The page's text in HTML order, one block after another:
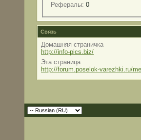
Рефералы: 0
Связь
Домашняя страничка
http://info-pics.biz/
Эта страница
http://forum.poselok-varezhki.ru/